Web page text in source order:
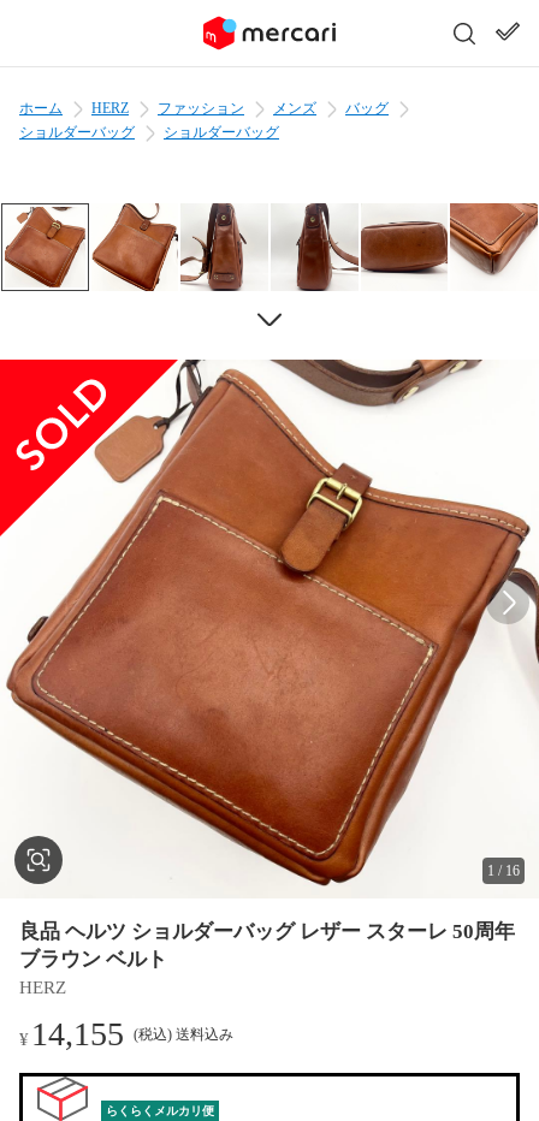
ホーム HERZ ファッション メンズ
バッグ
ショルダーバッグ
ショルダーバッグ
1 / 16
良品 ヘルツ ショルダーバッグ レザー スターレ 50周年
ブラウン ベルト
HERZ
¥ 14,155 (税込) 送料込み
らくらくメルカリ便